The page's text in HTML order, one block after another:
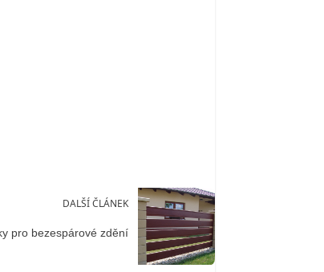
DALŠÍ ČLÁNEK
pro bezespárové zdění